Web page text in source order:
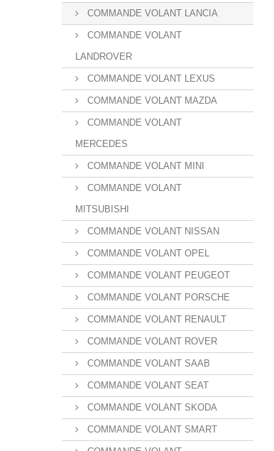
COMMANDE VOLANT LANCIA
COMMANDE VOLANT
LANDROVER
COMMANDE VOLANT LEXUS
COMMANDE VOLANT MAZDA
COMMANDE VOLANT
MERCEDES
COMMANDE VOLANT MINI
COMMANDE VOLANT
MITSUBISHI
COMMANDE VOLANT NISSAN
COMMANDE VOLANT OPEL
COMMANDE VOLANT PEUGEOT
COMMANDE VOLANT PORSCHE
COMMANDE VOLANT RENAULT
COMMANDE VOLANT ROVER
COMMANDE VOLANT SAAB
COMMANDE VOLANT SEAT
COMMANDE VOLANT SKODA
COMMANDE VOLANT SMART